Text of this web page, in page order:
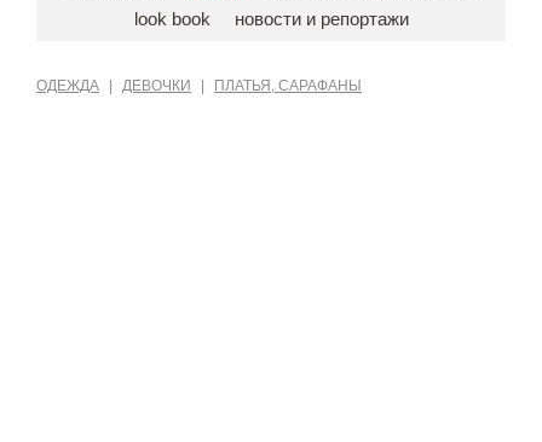
look book
новости и репортажи
ОДЕЖДА ДЕВОЧКИ ПЛАТЬЯ, САРАФАНЫ